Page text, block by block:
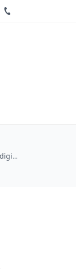
Youtube
Liano Pianoforte digitale Portatile